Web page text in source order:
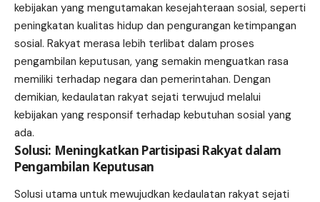
kebijakan yang mengutamakan kesejahteraan sosial, seperti
peningkatan kualitas hidup dan pengurangan ketimpangan
sosial. Rakyat merasa lebih terlibat dalam proses
pengambilan keputusan, yang semakin menguatkan rasa
memiliki terhadap negara dan pemerintahan. Dengan
demikian, kedaulatan rakyat sejati terwujud melalui
kebijakan yang responsif terhadap kebutuhan sosial yang
ada.
Solusi: Meningkatkan Partisipasi Rakyat dalam
Pengambilan Keputusan
Solusi utama untuk mewujudkan kedaulatan rakyat sejati